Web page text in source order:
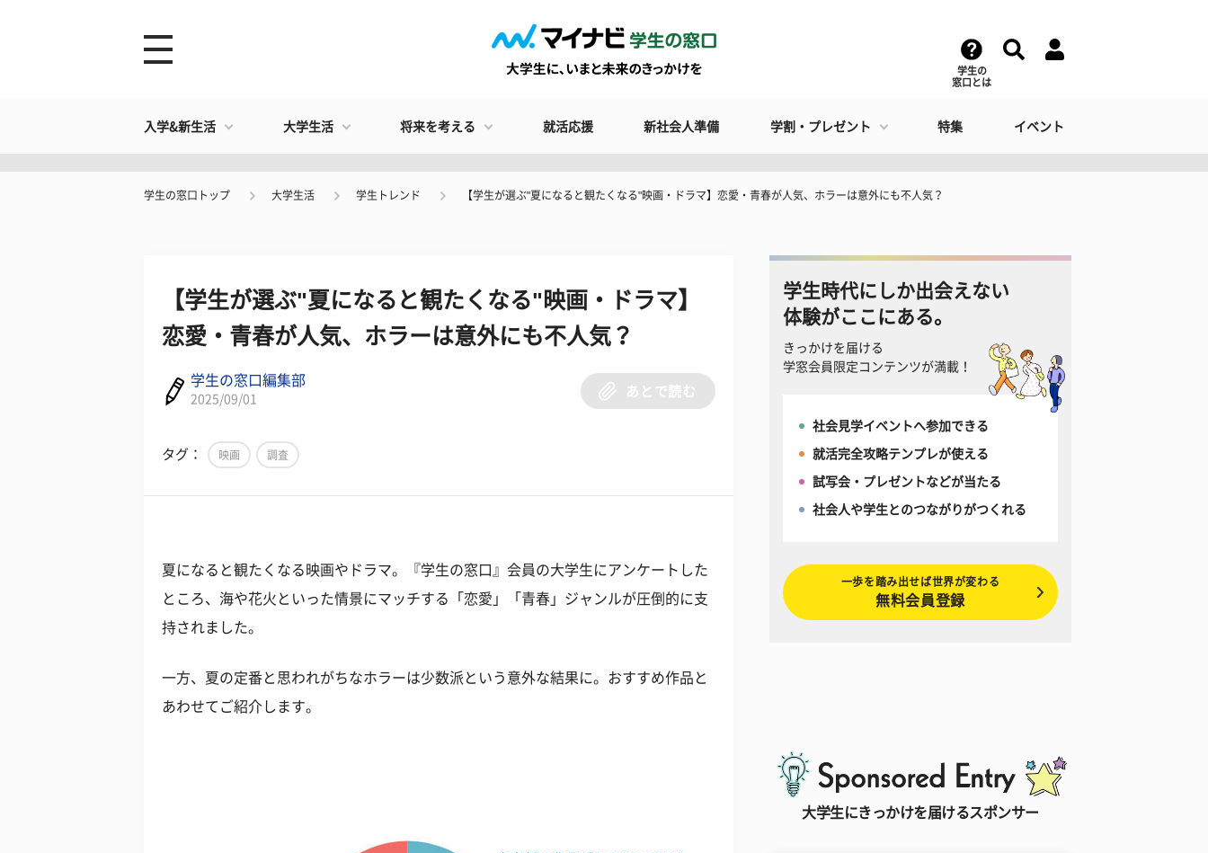
学生の
窓口とは
入学&新生活 大学生活 将来を考える 就活応援 新社会人準備 学割・プレゼント 特集 イベント
学生の窓口トップ 大学生活 学生トレンド 【学生が選ぶ"夏になると観たくなる"映画・ドラマ】恋愛・青春が人気、ホラーは意外にも不人気？
【学生が選ぶ"夏になると観たくなる"映画・ドラマ】
恋愛・青春が人気、ホラーは意外にも不人気？
学生の窓口編集部
2025/09/01
あとで読む
タグ： 映画 調査
夏になると観たくなる映画やドラマ。『学生の窓口』会員の大学生にアンケートした
ところ、海や花火といった情景にマッチする「恋愛」「青春」ジャンルが圧倒的に支
持されました。
一方、夏の定番と思われがちなホラーは少数派という意外な結果に。おすすめ作品と
あわせてご紹介します。
学生時代にしか出会えない
体験がここにある。
きっかけを届ける
学窓会員限定コンテンツが満載！
社会見学イベントへ参加できる
就活完全攻略テンプレが使える
試写会・プレゼントなどが当たる
社会人や学生とのつながりがつくれる
一歩を踏み出せば世界が変わる
無料会員登録
大学生にきっかけを届けるスポンサー